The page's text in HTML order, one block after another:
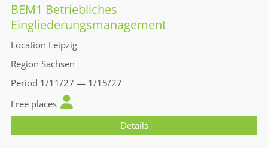
BEM1 Betriebliches
Eingliederungsmanagement
Location Leipzig
Region Sachsen
Period 1/11/27 — 1/15/27
Free places
Details